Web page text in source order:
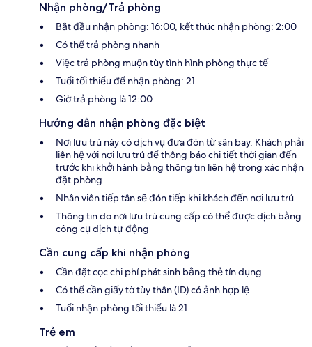
Nhận phòng/Trả phòng
Bắt đầu nhận phòng: 16:00, kết thúc nhận phòng: 2:00
Có thể trả phòng nhanh
Việc trả phòng muộn tùy tình hình phòng thực tế
Tuổi tối thiểu để nhận phòng: 21
Giờ trả phòng là 12:00
Hướng dẫn nhận phòng đặc biệt
Nơi lưu trú này có dịch vụ đưa đón từ sân bay. Khách phải
liên hệ với nơi lưu trú để thông báo chi tiết thời gian đến
trước khi khởi hành bằng thông tin liên hệ trong xác nhận
đặt phòng
Nhân viên tiếp tân sẽ đón tiếp khi khách đến nơi lưu trú
Thông tin do nơi lưu trú cung cấp có thể được dịch bằng
công cụ dịch tự động
Cần cung cấp khi nhận phòng
Cần đặt cọc chi phí phát sinh bằng thẻ tín dụng
Có thể cần giấy tờ tùy thân (ID) có ảnh hợp lệ
Tuổi nhận phòng tối thiểu là 21
Trẻ em